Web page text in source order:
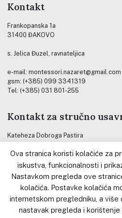
Kontakt
Frankopanska 1a
31400 ĐAKOVO
s. Jelica Đuzel, ravnateljica
e-mail: montessori.nazaret@gmail.com
gsm: (+385) 099 3341319
Tel: (+385) 031 801-255
Kontakt za stručno
Kateheza Dobroga Pastira
s. Jelica Đuzel, voditeljica
Stručno – razvojnog centra
e-mail: jelica.duzel@gmail.com
gsm: (+385) 099 7697077
Ova stranica koristi kolačiće za
iskustva, funkcionalnosti i
Nastavkom pregleda ove
kolačića. Postavke kolačića
internetskom pregledniku, a više
nastavak pregleda i korištenje